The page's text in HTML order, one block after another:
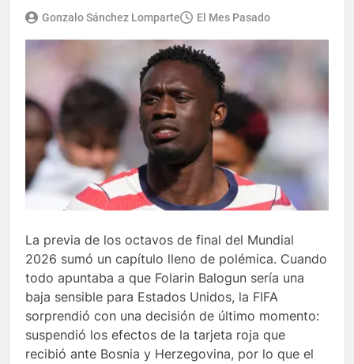
Gonzalo Sánchez Lomparte El Mes Pasado
La previa de los octavos de final del Mundial
2026 sumó un capítulo lleno de polémica. Cuando
todo apuntaba a que Folarin Balogun sería una
baja sensible para Estados Unidos, la FIFA
sorprendió con una decisión de último momento:
suspendió los efectos de la tarjeta roja que
recibió ante Bosnia y Herzegovina, por lo que el